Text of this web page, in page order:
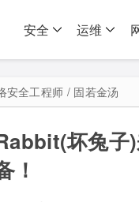
安全 运维
安全工程师 / 固若金汤
坏兔
！